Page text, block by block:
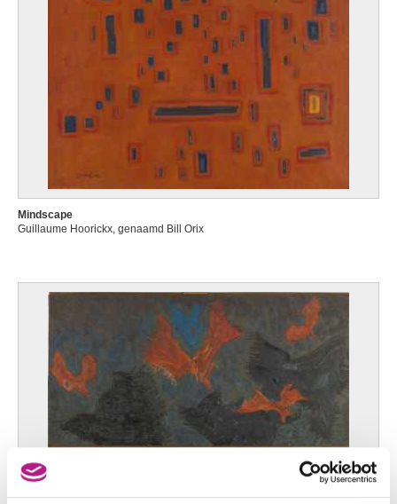
Mindscape
Guillaume Hoorickx, genaamd Bill Orix